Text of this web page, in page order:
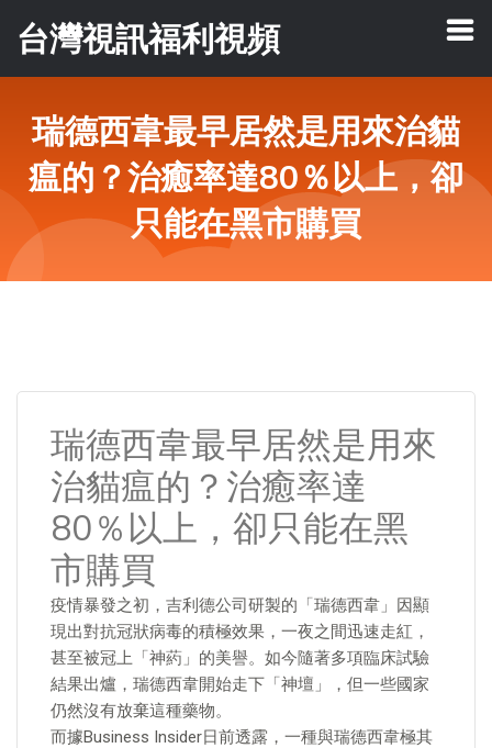
台灣視訊福利視頻
瑞德西韋最早居然是用來治貓
瘟的？治癒率達80％以上，卻
只能在黑市購買
瑞德西韋最早居然是用來
治貓瘟的？治癒率達
80％以上，卻只能在黑
市購買
疫情暴發之初，吉利德公司研製的「瑞德西韋」因顯
現出對抗冠狀病毒的積極效果，一夜之間迅速走紅，
甚至被冠上「神葯」的美譽。如今隨著多項臨床試驗
結果出爐，瑞德西韋開始走下「神壇」，但一些國家
仍然沒有放棄這種藥物。
而據Business Insider日前透露，一種與瑞德西韋極其